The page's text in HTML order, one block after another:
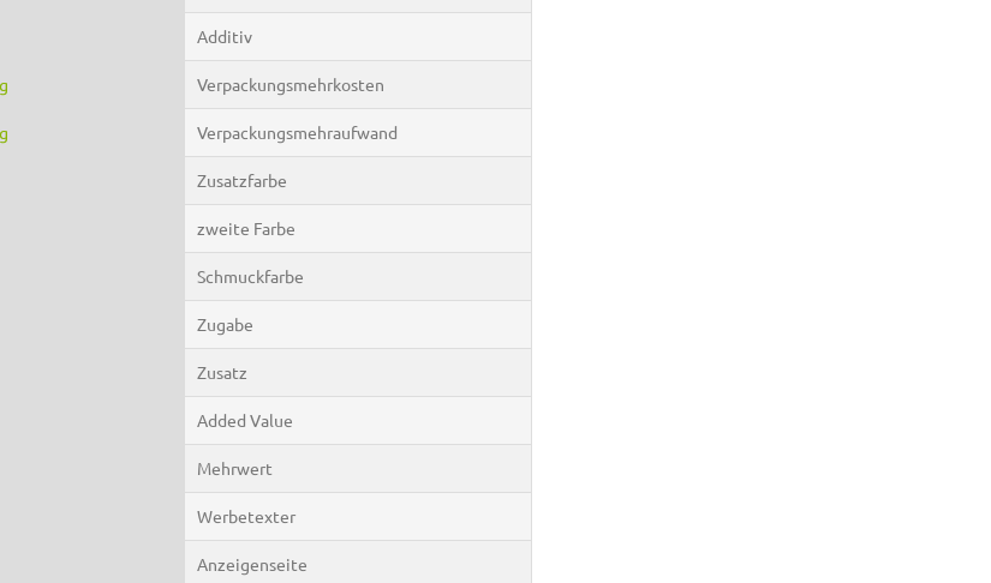
Additiv
Verpackungsmehrkosten
Verpackungsmehraufwand
Zusatzfarbe
zweite Farbe
Schmuckfarbe
Zugabe
Zusatz
Added Value
Mehrwert
Werbetexter
Anzeigenseite